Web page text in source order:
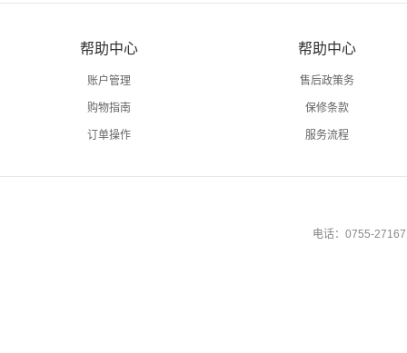
帮助中心
账户管理
购物指南
订单操作
帮助中心
售后政策务
保修条款
服务流程
电话：0755-